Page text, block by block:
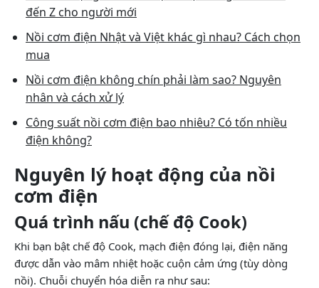
đến Z cho người mới
Nồi cơm điện Nhật và Việt khác gì nhau? Cách chọn
mua
Nồi cơm điện không chín phải làm sao? Nguyên
nhân và cách xử lý
Công suất nồi cơm điện bao nhiêu? Có tốn nhiều
điện không?
Nguyên lý hoạt động của nồi
cơm điện
Quá trình nấu (chế độ Cook)
Khi bạn bật chế độ Cook, mạch điện đóng lại, điện năng
được dẫn vào mâm nhiệt hoặc cuộn cảm ứng (tùy dòng
nồi). Chuỗi chuyển hóa diễn ra như sau: